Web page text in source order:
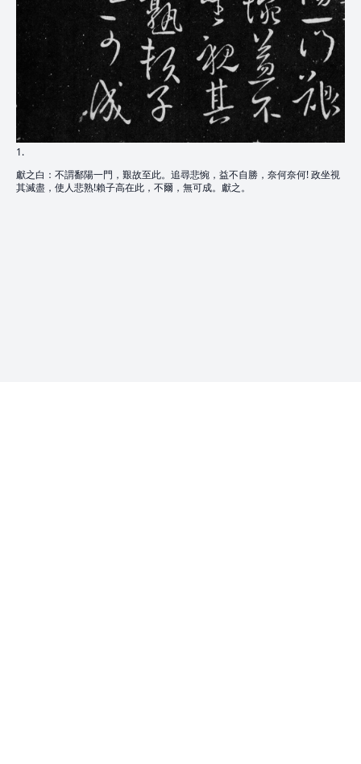
1.
獻之白：不謂鄱陽一門，艱故至此。追尋悲惋，益不自勝，奈何奈何! 政坐視
其滅盡，使人悲熟!賴子高在此，不爾，無可成。獻之。